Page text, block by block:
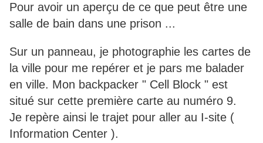
Pour avoir un aperçu de ce que peut être une
salle de bain dans une prison ...
Sur un panneau, je photographie les cartes de
la ville pour me repérer et je pars me balader
en ville. Mon backpacker " Cell Block " est
situé sur cette première carte au numéro 9.
Je repère ainsi le trajet pour aller au I-site (
Information Center ).